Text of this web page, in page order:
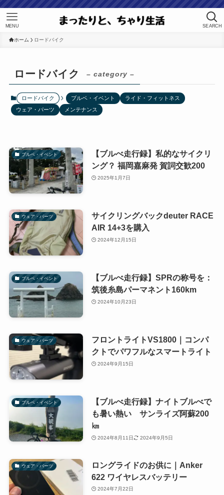
SEARCH
MENU
ホーム ロードバイク
ロードバイク – category –
ロードバイク ブルベ・イベント
ライド・フィットネス
ウェア・パーツ
メンテナンス
ブルベ・イベント
【ブルべ走行録】私的なサイクリ
ング？ 福岡嘉麻発 賀詞交歓200
2025年1月7日
ウェア・パーツ
サイクリングバックdeuter RACE
AIR 14+3を購入
2024年12月15日
ブルベ・イベント
【ブルべ走行録】SPRの称号を：
筑後糸島パーマネント160km
2024年10月23日
ウェア・パーツ
フロントライトVS1800｜コンパ
クトでパワフルなスマートライト
2024年9月15日
ブルベ・イベント
【ブルべ走行録】ナイトブルべで
も暑い熱い サンライズ阿蘇200
㎞
2024年8月11日 2024年9月5日
ウェア・パーツ
ロングライドのお供に｜Anker
622 ワイヤレスバッテリー
2024年7月22日